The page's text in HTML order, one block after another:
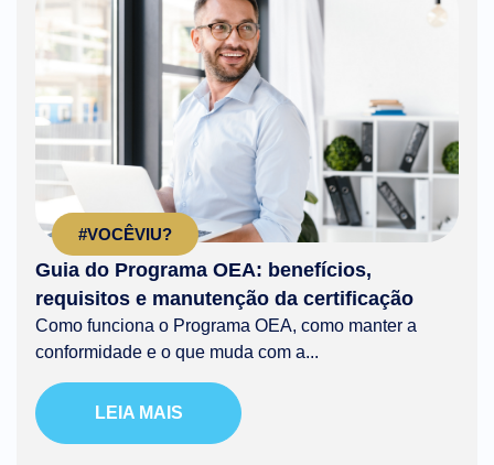
#VOCÊVIU?
Guia do Programa OEA: benefícios,
requisitos e manutenção da certificação
Como funciona o Programa OEA, como manter a
conformidade e o que muda com a...
LEIA MAIS